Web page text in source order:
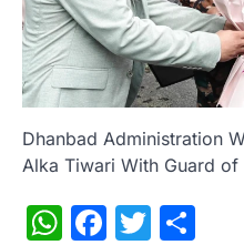
Dhanbad Administration
Alka Tiwari With Guard of
WhatsApp
Twitter